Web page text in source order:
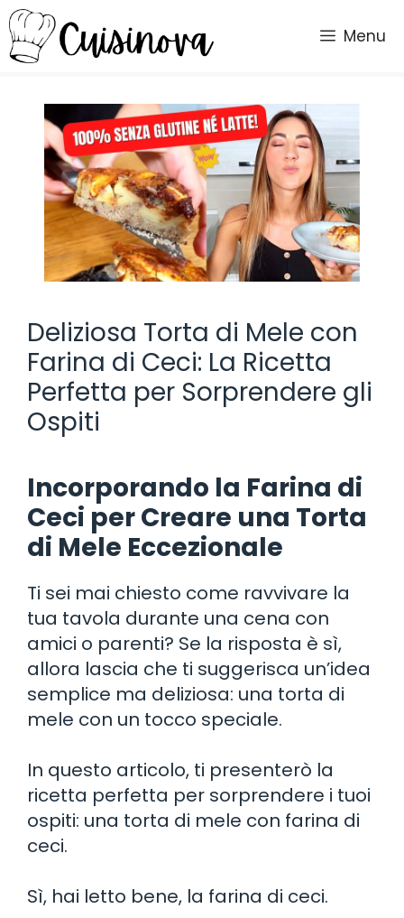
Vai
al
contenuto
Menu
Deliziosa Torta di Mele con
Farina di Ceci: La Ricetta
Perfetta per Sorprendere gli
Ospiti
Incorporando la Farina di
Ceci per Creare una Torta
di Mele Eccezionale
Ti sei mai chiesto come ravvivare la
tua tavola durante una cena con
amici o parenti? Se la risposta è sì,
allora lascia che ti suggerisca un’idea
semplice ma deliziosa: una torta di
mele con un tocco speciale.
In questo articolo, ti presenterò la
ricetta perfetta per sorprendere i tuoi
ospiti: una torta di mele con farina di
ceci.
Sì, hai letto bene, la farina di ceci.